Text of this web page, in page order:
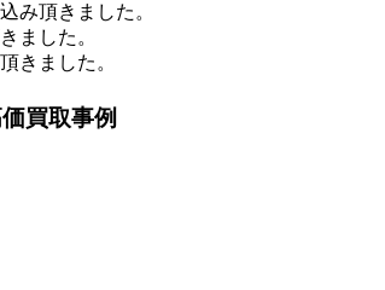
み頂きました。
ました。
きました。
買取事例